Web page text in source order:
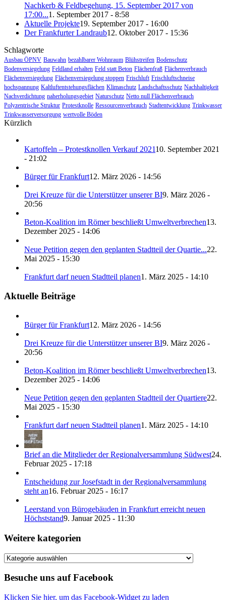
Nachkerb & Feldbegehung, 15. September 2017 von
17:00...1. September 2017 - 8:58
Aktuelle Projekte19. September 2017 - 16:00
Der Frankfurter Landraub12. Oktober 2017 - 15:36
Schlagworte
Ausbau ÖPNV Bauwahn bezahlbarer Wohnraum Blühstreifen Bodenschutz
Bodenversiegelung Feldland erhalten Feld statt Beton Flächenfraß Flächenverbrauch
Flächenversiegelung Flächenversiegelung stoppen Frischluft Frischluftschneise
hochspannung Kaltluftentstehungsflächen Klimaschutz Landschaftsschutz Nachhaltigkeit
Nachverdichtung naherholungsgebiet Naturschutz Netto null Flächenverbrauch
Polyzentrische Struktur Protestknolle Ressourcenverbrauch Stadtentwicklung Trinkwasser
Trinkwasserversorgung wertvolle Böden
Kürzlich
Kartoffeln – Protestknollen Verkauf 202110. September 2021
- 21:02
Bürger für Frankfurt12. März 2026 - 14:56
Drei Kreuze für die Unterstützer unserer BI9. März 2026 -
20:56
Beton-Koalition im Römer beschließt Umweltverbrechen13.
Dezember 2025 - 14:06
Neue Petition gegen den geplanten Stadtteil der Quartie...22.
Mai 2025 - 15:30
Frankfurt darf neuen Stadtteil planen1. März 2025 - 14:10
Aktuelle Beiträge
Bürger für Frankfurt12. März 2026 - 14:56
Drei Kreuze für die Unterstützer unserer BI9. März 2026 -
20:56
Beton-Koalition im Römer beschließt Umweltverbrechen13.
Dezember 2025 - 14:06
Neue Petition gegen den geplanten Stadtteil der Quartiere22.
Mai 2025 - 15:30
Frankfurt darf neuen Stadtteil planen1. März 2025 - 14:10
Brief an die Mitglieder der Regionalversammlung Südwest24.
Februar 2025 - 17:18
Entscheidung zur Josefstadt in der Regionalversammlung
steht an16. Februar 2025 - 16:17
Leerstand von Bürogebäuden in Frankfurt erreicht neuen
Höchststand9. Januar 2025 - 11:30
Weitere kategorien
Weitere
Besuche uns auf Facebook
Klicken Sie hier, um das Facebook-Widget zu laden